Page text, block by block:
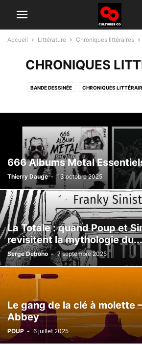
Accueil Littérature Chroniques littéraires
CHRONIQUES
BANDE DESSINÉE CHRONIQUES
666 Albums Metal
Thierry Dauge - 13 octobre 2025
La Totale : quand Poup et
revisitent la mythologie du...
Serge Debono - 7 septembre 2025
Le gang de la clé à molette
Abbey
POUP - 6 juillet 2025